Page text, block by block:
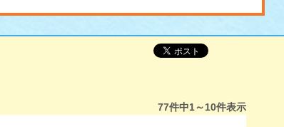
77件中1～10件表示